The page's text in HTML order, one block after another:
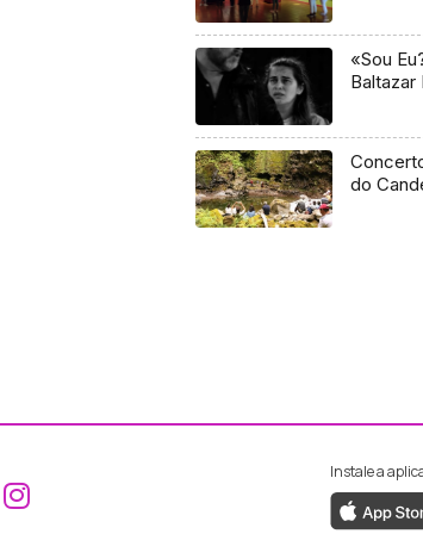
«Sou
Baltazar
do
Aceder ao Facebook da RTP
Aceder ao Instagram da
Instale a